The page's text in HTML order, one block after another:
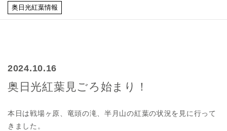
奥日光紅葉情報
2024.10.16
奥日光紅葉見ごろ始まり！
本日は戦場ヶ原、竜頭の滝、半月山の紅葉の状況を見に行って
きました。